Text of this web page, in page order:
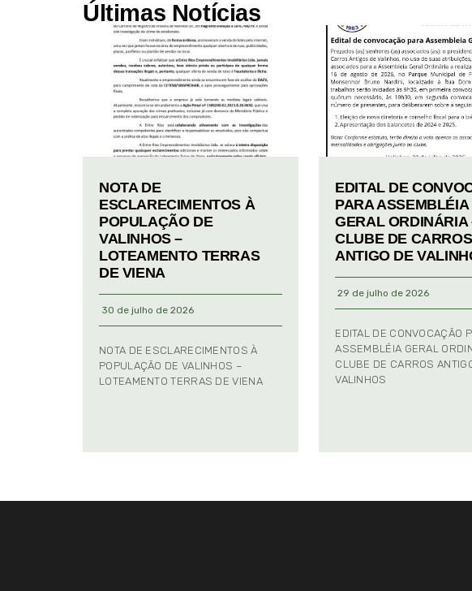
Últimas Notícias
NOTA DE
ESCLARECIMENTOS À
POPULAÇÃO DE
VALINHOS –
LOTEAMENTO TERRAS
DE VIENA
30 de julho de 2026
NOTA DE ESCLARECIMENTOS À
POPULAÇÃO DE VALINHOS –
LOTEAMENTO TERRAS DE VIENA
EDITAL DE
PARA ASSEMBLÉIA
GERAL ORDINÁRIA
CLUBE DE CARROS
ANTIGO DE
29 de julho de 2026
EDITAL DE CONVOCAÇÃO
ASSEMBLÉIA GERAL
CLUBE DE CARROS
VALINHOS